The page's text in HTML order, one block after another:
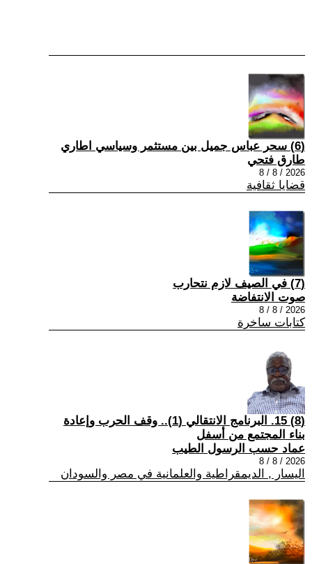
(6) سحر عباس جميل بين مستثمر وسياسي اطاري
طارق فتحي
2026 / 8 / 8
قضايا ثقافية
(7) في الصيف لازم نتحارب
صوت الانتفاضة
2026 / 8 / 8
كتابات ساخرة
(8) 15. البرنامج الانتقالي (1).. وقف الحرب وإعادة
بناء المجتمع من أسفل
عماد حسب الرسول الطيب
2026 / 8 / 8
اليسار , الديمقراطية والعلمانية في مصر والسودان